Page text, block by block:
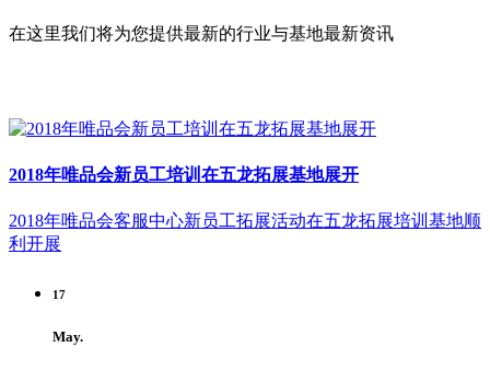
在这里我们将为您提供最新的行业与基地最新资讯
2018年唯品会新员工培训在五龙拓展基地展开
2018年唯品会客服中心新员工拓展活动在五龙拓展培训基地顺
利开展
17
May.